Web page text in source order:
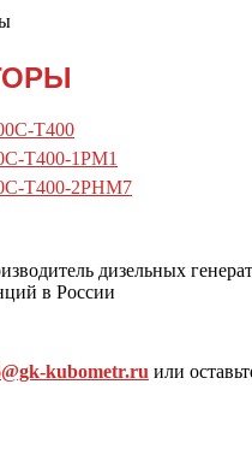
Т400
Т400-1РМ1
Т400-2РНМ7
дизельных
в России
kubometr.ru или